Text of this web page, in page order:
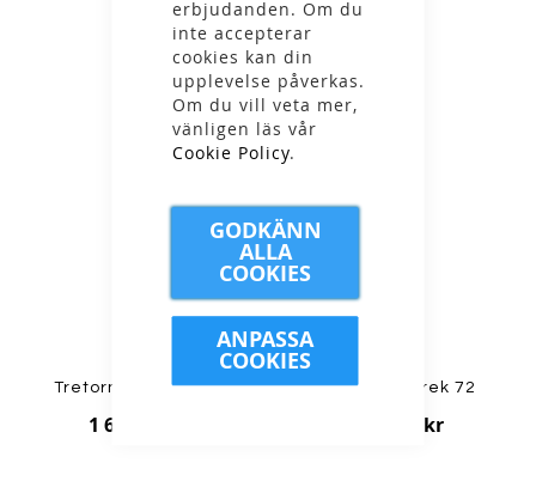
erbjudanden. Om du
inte accepterar
cookies kan din
upplevelse påverkas.
Om du vill veta mer,
vänligen läs vår
Cookie Policy.
GODKÄNN
ALLA
COOKIES
ANPASSA
COOKIES
Tretorn - Aim Trace
1 699,00 kr
Tretorn - Sarek 72
1 499,00 kr